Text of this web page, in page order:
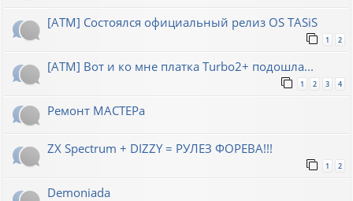
[ATM] Состоялся официальный релиз OS TASiS
1 2
[ATM] Вот и ко мне платка Turbo2+ подошла...
1 2 3 4
Ремонт МАСТЕРа
ZX Spectrum + DIZZY = РУЛЕЗ ФОРЕВА!!!
1 2
Demoniada